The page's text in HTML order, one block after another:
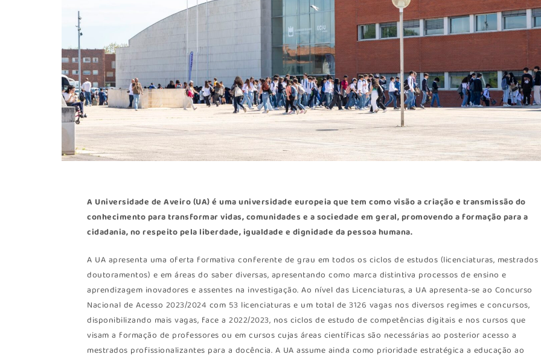
A Universidade de Aveiro (UA)é uma universidade europeia que tem como visão a criação e transmissão do
conhecimento para transformar vidas, comunidades e a sociedade em geral, promovendo a formação para a
cidadania, no respeito pela liberdade, igualdade e dignidade da pessoa humana.
A UA apresenta uma oferta formativa conferente de grau em todos os ciclos de estudos (licenciaturas, mestrados
doutoramentos) e em áreas do saber diversas, apresentando como marca distintiva processos de ensino e
aprendizagem inovadores e assentes na investigação. Ao nível das Licenciaturas, a UA apresenta-se ao Concurso
Nacional de Acesso 2023/2024 com 53 licenciaturas e um total de 3126 vagas nos diversos regimes e concursos,
disponibilizando mais vagas, face a 2022/2023, nos ciclos de estudo de competências digitais e nos cursos que
visam a formação de professores ou em cursos cujas áreas científicas são necessárias ao posterior acesso a
mestrados profissionalizantes para a docência. A UA assume ainda como prioridade estratégica a educação ao